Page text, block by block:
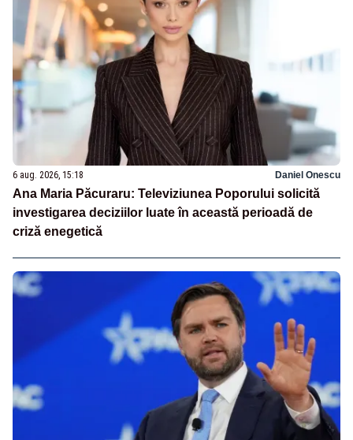
6 aug. 2026, 15:18 Daniel Onescu
Ana Maria Păcuraru: Televiziunea Poporului solicită
investigarea deciziilor luate în această perioadă de
criză enegetică